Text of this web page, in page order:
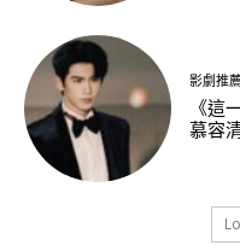
影劇推薦
《這
慕容